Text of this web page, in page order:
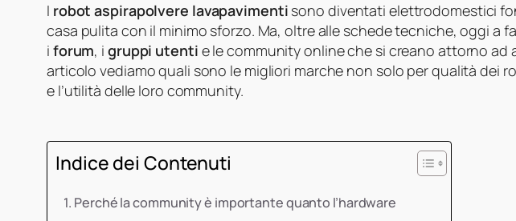
I robot aspirapolvere lavapavimenti sono diventati elettrodomestici
casa pulita con il minimo sforzo. Ma, oltre alle schede tecniche, oggi a
i forum, i gruppi utenti e le community online che si creano attorno ad
articolo vediamo quali sono le migliori marche non solo per qualità dei
e l’utilità delle loro community.
Indice dei Contenuti
Perché la community è importante quanto l’hardware